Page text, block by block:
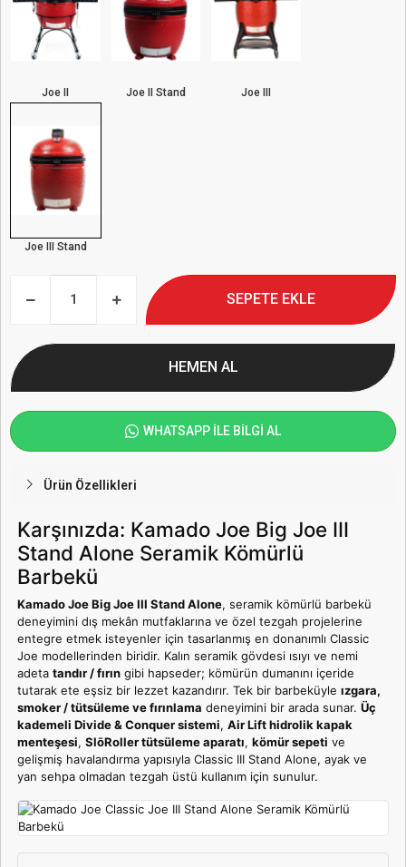
Joe II Joe II Stand Joe III
Joe III Stand
SEPETE EKLE
HEMEN AL
WHATSAPP İLE BİLGİ AL
Ürün Özellikleri
Karşınızda: Kamado Joe Big Joe III
Stand Alone Seramik Kömürlü
Barbekü
Kamado Joe Big Joe III Stand Alone, seramik kömürlü barbekü
deneyimini dış mekân mutfaklarına ve özel tezgah projelerine
entegre etmek isteyenler için tasarlanmış en donanımlı Classic
Joe modellerinden biridir. Kalın seramik gövdesi ısıyı ve nemi
adeta tandır / fırın gibi hapseder; kömürün dumanını içeride
tutarak ete eşsiz bir lezzet kazandırır. Tek bir barbeküyle ızgara,
smoker / tütsüleme ve fırınlama deneyimini bir arada sunar. Üç
kademeli Divide & Conquer sistemi, Air Lift hidrolik kapak
menteşesi, SlōRoller tütsüleme aparatı, kömür sepeti ve
gelişmiş havalandırma yapısıyla Classic III Stand Alone, ayak ve
yan sehpa olmadan tezgah üstü kullanım için sunulur.